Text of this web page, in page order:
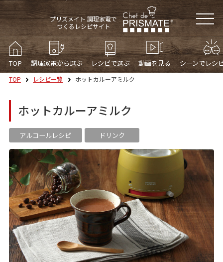
プリズメイト 調理家電で
つくるレシピサイト
TOP 調理家電から選ぶ レシピで選ぶ シーンでレシ
動画を見る
TOP レシピ一覧 ホットカルーアミルク
ホットカルーアミルク
アルコールレシピ ドリンク